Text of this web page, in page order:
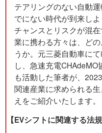
テアリングのない自動
でにない時代が到来し
チャンスとリスクが混
業に携わる方々は、ど
うか。元三菱自動車に
し、急速充電
も活動した筆者が、
関連産業に求められる
えをご紹介いたします。
【EVシフトに関連する法